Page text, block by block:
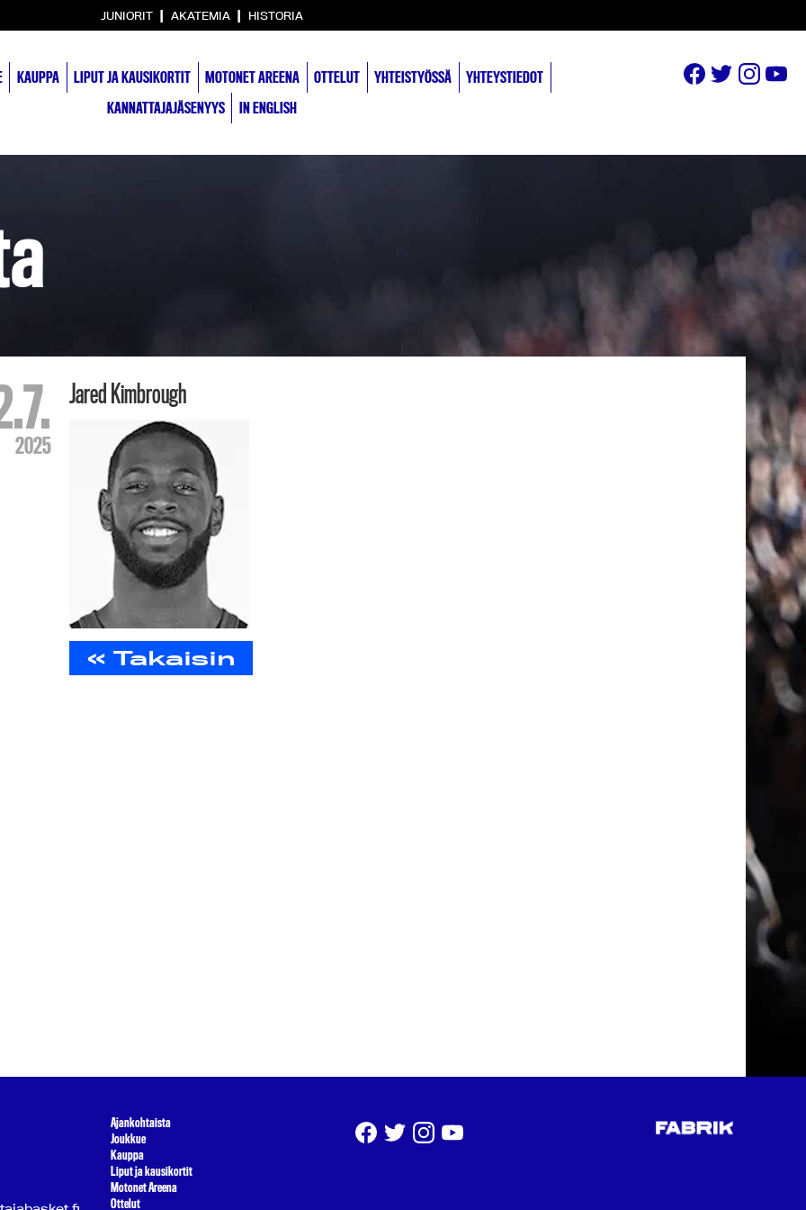
JUNIORIT | AKATEMIA | HISTORIA
KAUPPA LIPUT JA KAUSIKORTIT MOTONET AREENA OTTELUT YHTEISTYÖSSÄ
YHTEYSTIEDOT
KANNATTAJAJÄSENYYS
IN ENGLISH
2025
Jared Kimbrough
« Takaisin
Ajankohtaista
Joukkue
Kauppa
Liput ja kausikortit
Motonet Areena
Ottelut